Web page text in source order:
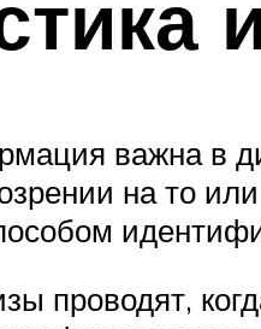
важна в
на то
проводят,